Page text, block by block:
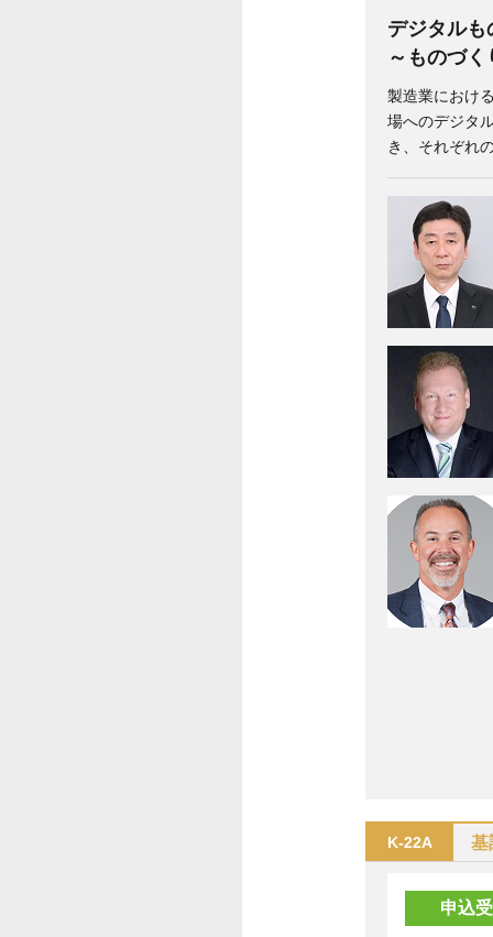
デジタル
～ものづ
製造業におけ
場へのデジタ
き、それぞれ
K-22A 基
申込